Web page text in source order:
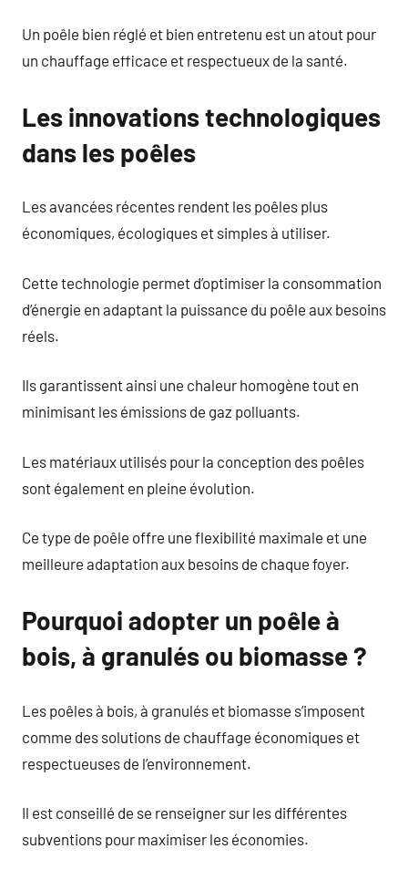
Un poêle bien réglé et bien entretenu est un atout pour
un chauffage efficace et respectueux de la santé.
Les innovations technologiques
dans les poêles
Les avancées récentes rendent les poêles plus
économiques, écologiques et simples à utiliser.
Cette technologie permet d’optimiser la consommation
d’énergie en adaptant la puissance du poêle aux besoins
réels.
Ils garantissent ainsi une chaleur homogène tout en
minimisant les émissions de gaz polluants.
Les matériaux utilisés pour la conception des poêles
sont également en pleine évolution.
Ce type de poêle offre une flexibilité maximale et une
meilleure adaptation aux besoins de chaque foyer.
Pourquoi adopter un poêle à
bois, à granulés ou biomasse ?
Les poêles à bois, à granulés et biomasse s’imposent
comme des solutions de chauffage économiques et
respectueuses de l’environnement.
Il est conseillé de se renseigner sur les différentes
subventions pour maximiser les économies.